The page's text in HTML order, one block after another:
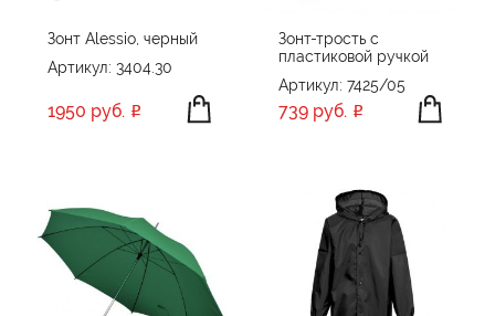
Зонт Alessio, черный
Артикул: 3404.30
1950 руб.
Зонт-трость с
пластиковой ручкой
Артикул: 7425/05
739 руб.